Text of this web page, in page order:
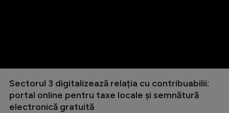
Sectorul 3 digitalizează relația cu contribuabilii:
portal online pentru taxe locale și semnătură
electronică gratuită